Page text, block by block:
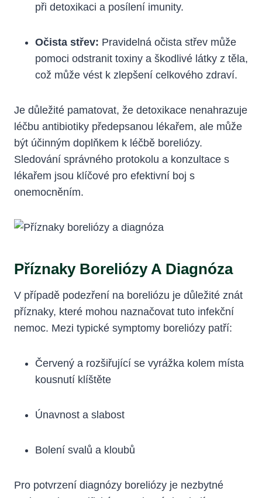
při‌ detoxikaci a posílení‍ imunity.
Očista střev: Pravidelná očista střev může⁢
pomoci odstranit toxiny a škodlivé ‍látky z těla,
což může vést k ‌zlepšení celkového ‌zdraví.
Je důležité pamatovat, že detoxikace​ nenahrazuje
léčbu antibiotiky předepsanou lékařem, ale ​může
být účinným doplňkem ⁢k léčbě ​boreliózy.
‌Sledování ⁣správného ⁢protokolu‌ a konzultace s
⁤lékařem jsou klíčové pro ⁢efektivní boj s
onemocněním.
Příznaky Boreliózy A Diagnóza
V případě ​podezření na boreliózu je‌ důležité ⁤znát
příznaky, které ⁢mohou naznačovat tuto infekční
nemoc. Mezi typické symptomy boreliózy ‍patří:
Červený a rozšiřující se vyrážka kolem místa​
kousnutí ⁣klíštěte
Únavnost a ⁢slabost
Bolení svalů a kloubů
Pro potvrzení diagnózy boreliózy je ⁢nezbytné